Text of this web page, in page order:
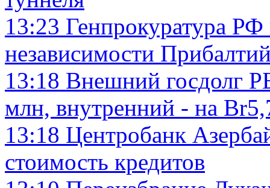
13:23 Генпрокуратура РФ
независимости
13:18 Внешний госдолг
млн, внутренний - на
13:18 Центробанк
стоимость кредитов